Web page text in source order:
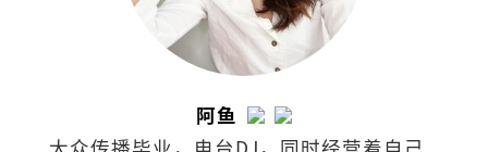
阿鱼